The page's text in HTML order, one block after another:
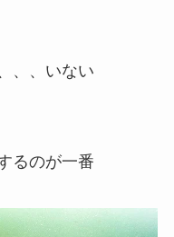
、、いない
るのが一番